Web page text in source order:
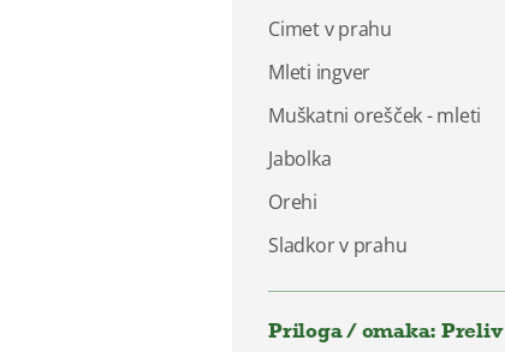
Cimet v prahu
Mleti ingver
Muškatni orešček - mleti
Jabolka
Orehi
Sladkor v prahu
Priloga / omaka: Preliv